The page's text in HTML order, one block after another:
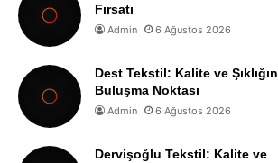
Fırsatı
Admin 6 Ağustos 2026
Dest Tekstil: Kalite ve Şıklığın
Buluşma Noktası
Admin 6 Ağustos 2026
Dervişoğlu Tekstil: Kalite ve